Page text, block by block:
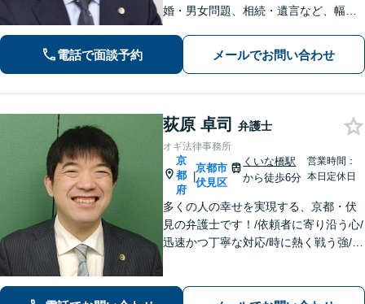
婚・男女問題、相続・遺言など、幅広
る状況やご希望を丁寧にヒアリング
し、依頼者さまにとって最善の答えを
電話で面談予約 メールでお問い合わせ
荻原 卓司 弁護士
オギ法律事務所
京
都
府
|
京都市
伏見区
くいな橋駅
から徒歩6分
営業時間：
本日定休日
多くの人の幸せを実現する、京都・伏
見の弁護士です！/依頼者に寄り沿う心/
迅速かつ丁寧な対応/時に熱く戦う強/解